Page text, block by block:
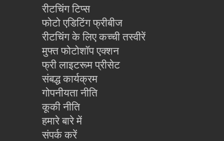
रीटचिंग टिप्स
फोटो एडिटिंग फ्रीबीज
रीटचिंग के लिए कच्ची तस्वीरें
मुफ्त फोटोशॉप एक्शन
फ्री लाइटरूम प्रीसेट
संबद्ध कार्यक्रम
गोपनीयता नीति
कूकी नीति
हमारे बारे में
संपर्क करें